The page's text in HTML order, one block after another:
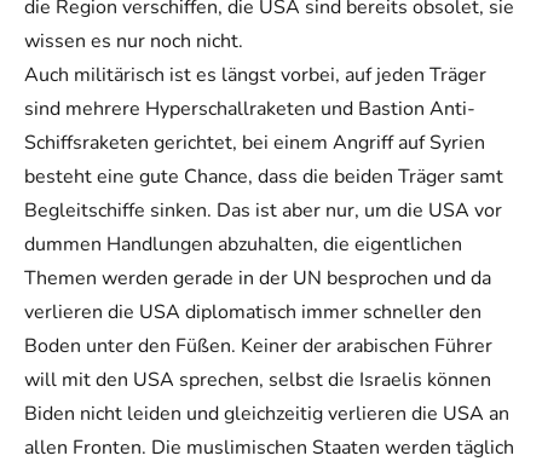
die Region verschiffen, die USA sind bereits obsolet, sie
wissen es nur noch nicht.
Auch militärisch ist es längst vorbei, auf jeden Träger
sind mehrere Hyperschallraketen und Bastion Anti-
Schiffsraketen gerichtet, bei einem Angriff auf Syrien
besteht eine gute Chance, dass die beiden Träger samt
Begleitschiffe sinken. Das ist aber nur, um die USA vor
dummen Handlungen abzuhalten, die eigentlichen
Themen werden gerade in der UN besprochen und da
verlieren die USA diplomatisch immer schneller den
Boden unter den Füßen. Keiner der arabischen Führer
will mit den USA sprechen, selbst die Israelis können
Biden nicht leiden und gleichzeitig verlieren die USA an
allen Fronten. Die muslimischen Staaten werden täglich